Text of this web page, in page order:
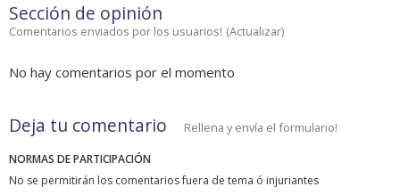
Sección de opinión
Comentarios enviados por los usuarios! (Actualizar)
No hay comentarios por el momento
Deja tu comentario Rellena y envía el formulario!
NORMAS DE PARTICIPACIÓN
No se permitirán los comentarios fuera de tema ó injuriantes